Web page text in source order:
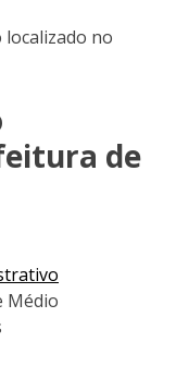
no
de
Médio